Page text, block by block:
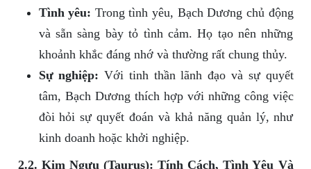
Tình yêu: Trong tình yêu, Bạch Dương chủ động
và sẵn sàng bày tỏ tình cảm. Họ tạo nên những
khoảnh khắc đáng nhớ và thường rất chung thủy.
Sự nghiệp: Với tinh thần lãnh đạo và sự quyết
tâm, Bạch Dương thích hợp với những công việc
đòi hỏi sự quyết đoán và khả năng quản lý, như
kinh doanh hoặc khởi nghiệp.
2.2. Kim Ngưu (Taurus): Tính Cách, Tình Yêu Và